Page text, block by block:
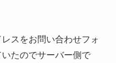
スをお問い合わせフォ
たのでサーバー側で